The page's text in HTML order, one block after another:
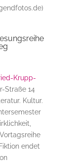
Krupp-
Straße 14
Kultur.
endet